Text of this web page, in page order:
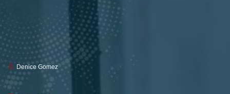
Denice Gomez